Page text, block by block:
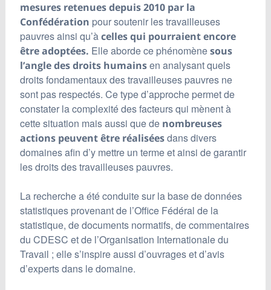
mesures retenues depuis 2010 par la
Confédération pour soutenir les travailleuses
pauvres ainsi qu’àcelles qui pourraient encore
être adoptées. Elle aborde ce phénomènesous
l’angle des droits humainsen analysant quels
droits fondamentaux des travailleuses pauvres ne
sont pas respectés. Ce type d’approche permet de
constater la complexité des facteurs qui mènent à
cette situation mais aussi que de nombreuses
actions peuvent être réaliséesdans divers
domaines afin d’y mettre un terme et ainsi de garantir
les droits des travailleuses pauvres.
La recherche a été conduite sur la base de données
statistiques provenant de l’Office Fédéral de la
statistique, de documents normatifs, de commentaires
du CDESC et de l’Organisation Internationale du
Travail ; elle s’inspire aussi d’ouvrages et d’avis
d’experts dans le domaine.